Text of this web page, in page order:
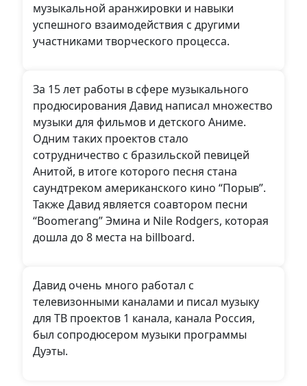
музыкальной аранжировки и навыки
успешного взаимодействия с другими
участниками творческого процесса.
За 15 лет работы в сфере музыкального
продюсирования Давид написал множество
музыки для фильмов и детского Аниме.
Одним таких проектов стало
сотрудничество с бразильской певицей
Анитой, в итоге которого песня стана
саундтреком американского кино “Порыв”.
Также Давид является соавтором песни
“Boomerang” Эмина и Nile Rodgers, которая
дошла до 8 места на billboard.
Давид очень много работал с
телевизонными каналами и писал музыку
для ТВ проектов 1 канала, канала Россия,
был сопродюсером музыки программы
Дуэты.